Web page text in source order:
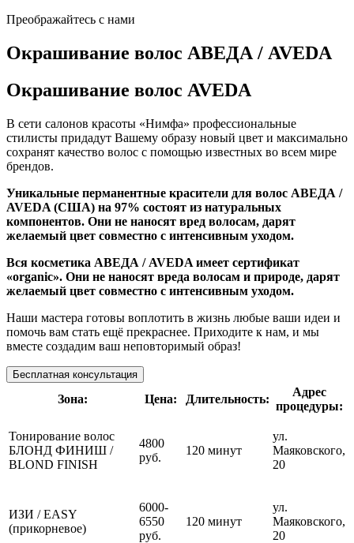
Преображайтесь с нами
Окрашивание волос АВЕДА / AVEDA
Окрашивание волос AVEDA
В сети салонов красоты «Нимфа» профессиональные
стилисты придадут Вашему образу новый цвет и максимально
сохранят качество волос с помощью известных во всем мире
брендов.
Уникальные перманентные красители для волос АВЕДА /
AVEDA (США) на 97% состоят из натуральных
компонентов. Они не наносят вред волосам, дарят
желаемый цвет совместно с интенсивным уходом.
Вся косметика АВЕДА / AVEDA имеет сертификат
«organic». Они не наносят вреда волосам и природе, дарят
желаемый цвет совместно с интенсивным уходом.
Наши мастера готовы воплотить в жизнь любые ваши идеи и
помочь вам стать ещё прекраснее. Приходите к нам, и мы
вместе создадим ваш неповторимый образ!
Бесплатная консультация
Зона: Цена: Длительность:
Адрес
процедуры:
Тонирование волос
БЛОНД ФИНИШ /
BLOND FINISH
4800
руб.
120 минут
ул.
Маяковского,
20
ИЗИ / EASY
(прикорневое)
6000-
6550
руб.
120 минут
ул.
Маяковского,
20